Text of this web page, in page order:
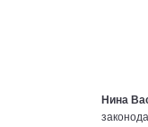
Нина